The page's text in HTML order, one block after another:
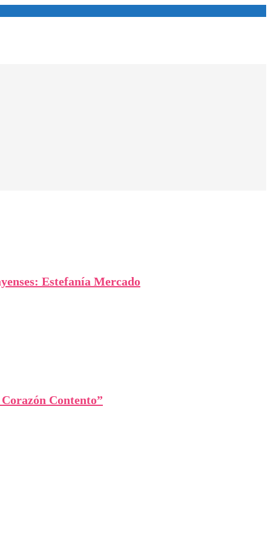
Estefanía Mercado
Contento”